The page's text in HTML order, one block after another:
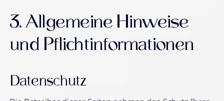
3. Allgemeine Hinweise
und Pflicht­informationen
Datenschutz